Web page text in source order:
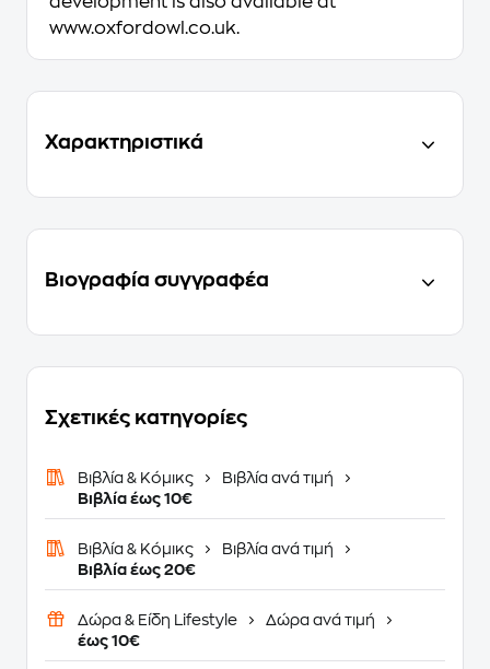
www.oxfordowl.co.uk.
Χαρακτηριστικά
Βιογραφία συγγραφέα
Σχετικές κατηγορίες
Βιβλία & Κόμικς
Βιβλία ανά τιμή
Βιβλία έως 10€
Βιβλία & Κόμικς
Βιβλία ανά τιμή
Βιβλία έως 20€
Δώρα & Είδη Lifestyle
Δώρα ανά τιμή
έως 10€